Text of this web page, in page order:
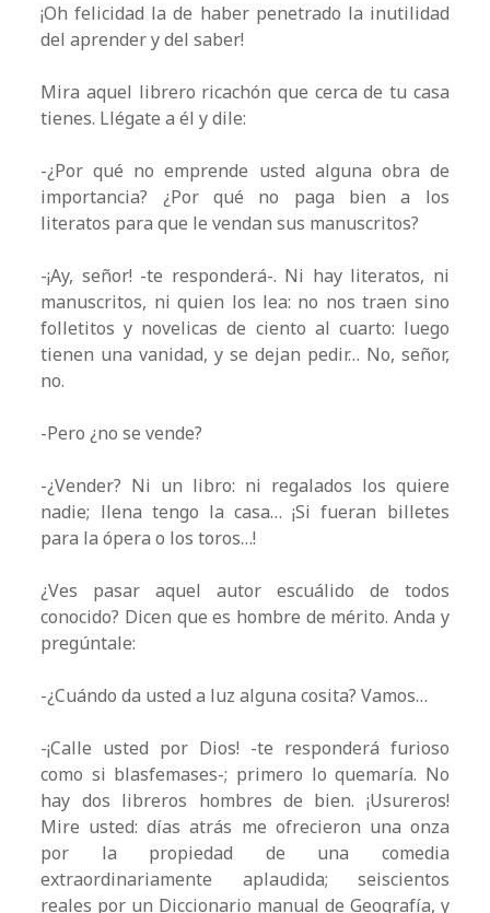
¡Oh felicidad la de haber penetrado la inutilidad
del aprender y del saber!
Mira aquel librero ricachón que cerca de tu casa
tienes. Llégate a él y dile:
-¿Por qué no emprende usted alguna obra de
importancia? ¿Por qué no paga bien a los
literatos para que le vendan sus manuscritos?
-¡Ay, señor! -te responderá-. Ni hay literatos, ni
manuscritos, ni quien los lea: no nos traen sino
folletitos y novelicas de ciento al cuarto: luego
tienen una vanidad, y se dejan pedir… No, señor,
no.
-Pero ¿no se vende?
-¿Vender? Ni un libro: ni regalados los quiere
nadie; llena tengo la casa… ¡Si fueran billetes
para la ópera o los toros…!
¿Ves pasar aquel autor escuálido de todos
conocido? Dicen que es hombre de mérito. Anda y
pregúntale:
-¿Cuándo da usted a luz alguna cosita? Vamos…
-¡Calle usted por Dios! -te responderá furioso
como si blasfemases-; primero lo quemaría. No
hay dos libreros hombres de bien. ¡Usureros!
Mire usted: días atrás me ofrecieron una onza
por la propiedad de una comedia
extraordinariamente aplaudida; seiscientos
reales por un Diccionario manual de Geografía, y